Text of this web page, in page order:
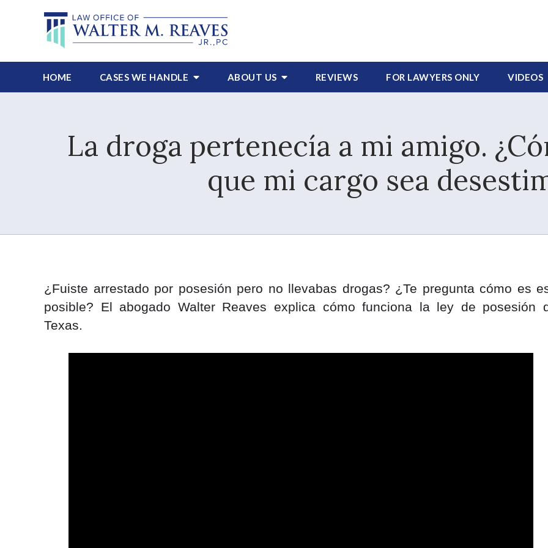
HOME CASES WE HANDLE ABOUT US REVIEWS FOR LAWYERS ONLY VIDEOS
La droga pertenecía a mi amigo.
que mi cargo sea
¿Fuiste arrestado por posesión pero no llevabas drogas? ¿Te pregunta cómo es
posible? El abogado Walter Reaves explica cómo funciona la ley de posesión
Texas.